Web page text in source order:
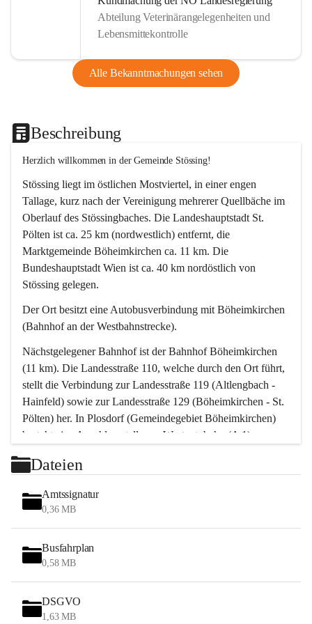
Abteilung Veterinärangelegenheiten und
Lebensmittekontrolle
Alle Bekanntmachungen sehen
Beschreibung
Herzlich willkommen in der Gemeinde Stössing!
Stössing liegt im östlichen Mostviertel, in einer engen
Tallage, kurz nach der Vereinigung mehrerer Quellbäche im
Oberlauf des Stössingbaches. Die Landeshauptstadt St.
Pölten ist ca. 25 km (nordwestlich) entfernt, die
Marktgemeinde Böheimkirchen ca. 11 km. Die
Bundeshauptstadt Wien ist ca. 40 km nordöstlich von
Stössing gelegen.
Der Ort besitzt eine Autobusverbindung mit Böheimkirchen
(Bahnhof an der Westbahnstrecke).
Nächstgelegener Bahnhof ist der Bahnhof Böheimkirchen
(11 km). Die Landesstraße 110, welche durch den Ort führt,
stellt die Verbindung zur Landesstraße 119 (Altlengbach -
Hainfeld) sowie zur Landesstraße 129 (Böheimkirchen - St.
Pölten) her. In Plosdorf (Gemeindegebiet Böheimkirchen)
besteht eine Anschlussstelle zur Westautobahn (A 1).
Wien erreicht man in ca. 45 Minuten.
Stössing zählt noch zum Naherholungsraum Wien sowie
zum Naherholungsraum St. Pölten. Viele Bauernhöfe hatten
„ihre Wiener“. Seit 1960 bauten viele Wiener
Wochenendhäuser im Gemeindegebiet. Wegen des
waldreichen Jagdgebietes haben viele Jagdpächter ihre
Das Wandern ist aus touristischer Sicht die bedeutendste
Tätigkeit. Das hügelige Gebiet mit Wanderwegen durch
Dateien
Amtssignatur
0,36 MB
Busfahrplan
0,58 MB
DSGVO
1,63 MB